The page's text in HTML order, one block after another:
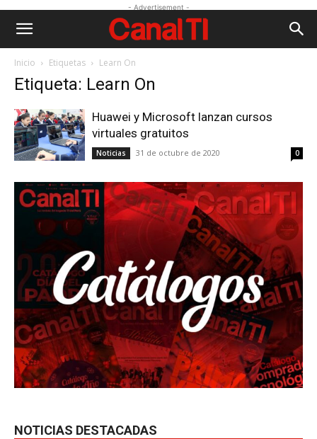
- Advertisement -
Inicio Etiquetas Learn On
Etiqueta: Learn On
Huawei y Microsoft lanzan cursos
virtuales gratuitos
Noticias 31 de octubre de 2020 0
NOTICIAS DESTACADAS